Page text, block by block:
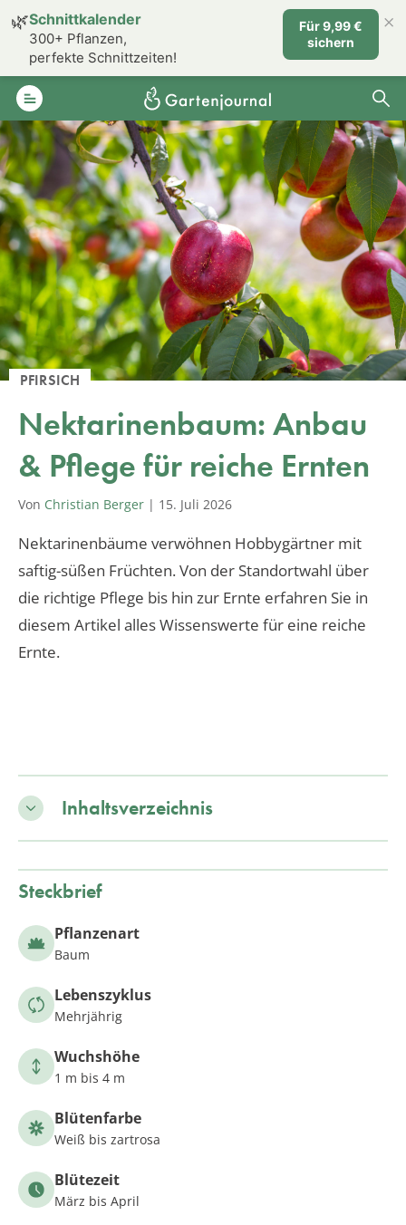
PFIRSICH
Nektarinenbaum: Anbau
& Pflege für reiche Ernten
Von Christian Berger | 15. Juli 2026
Nektarinenbäume verwöhnen Hobbygärtner mit
saftig-süßen Früchten. Von der Standortwahl über
die richtige Pflege bis hin zur Ernte erfahren Sie in
diesem Artikel alles Wissenswerte für eine reiche
Ernte.
Inhaltsverzeichnis
Steckbrief
Pflanzenart
Baum
Lebenszyklus
Mehrjährig
Wuchshöhe
1 m bis 4 m
Blütenfarbe
Weiß bis zartrosa
Blütezeit
März bis April
🌿Schnittkalender
300+ Pflanzen,
perfekte Schnittzeiten!
Für 9,99 €
sichern
×